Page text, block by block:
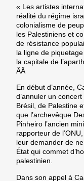
« Les artistes
réalité du régime
colonialisme de
les Palestiniens et
de résistance
la ligne de
la capitale de
ÂÂ
En début d’année,
d’annuler un
Brésil, de Palestine
que l’archevêque
Pinheiro l’ancien
rapporteur de
leur demander de
État qui commet
palestinien.
Dans son appel à